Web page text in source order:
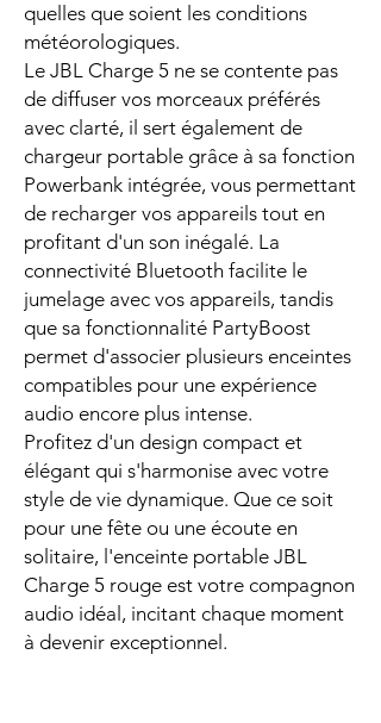
quelles que soient les conditions
météorologiques.
Le JBL Charge 5 ne se contente pas
de diffuser vos morceaux préférés
avec clarté, il sert également de
chargeur portable grâce à sa fonction
Powerbank intégrée, vous permettant
de recharger vos appareils tout en
profitant d'un son inégalé. La
connectivité Bluetooth facilite le
jumelage avec vos appareils, tandis
que sa fonctionnalité PartyBoost
permet d'associer plusieurs enceintes
compatibles pour une expérience
audio encore plus intense.
Profitez d'un design compact et
élégant qui s'harmonise avec votre
style de vie dynamique. Que ce soit
pour une fête ou une écoute en
solitaire, l'enceinte portable JBL
Charge 5 rouge est votre compagnon
audio idéal, incitant chaque moment
à devenir exceptionnel.